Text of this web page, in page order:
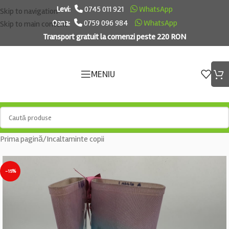
Skip to navigation
Skip to main content
Levi: 0745 011 921
WhatsApp
Oana:
0759 096 984
WhatsApp
Transport gratuit la comenzi peste 220 RON
MENIU
Prima pagină/Incaltaminte copii
-15%